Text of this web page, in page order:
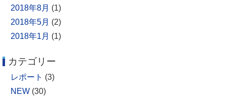
2018年8月 (1)
2018年5月 (2)
2018年1月 (1)
カテゴリー
レポート (3)
NEW (30)